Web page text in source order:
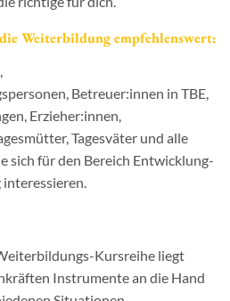
Weiterbildung empfehlenswert:
Betreuer:innen in TBE,
Erzieher:innen,
Tagesväter und alle
sich für den Bereich Entwicklung-
Kursreihe liegt
Instrumente an die Hand